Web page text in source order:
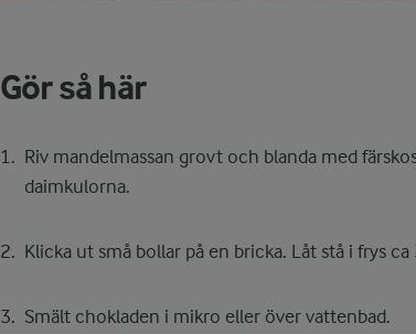
Gör så här
Riv mandelmassan grovt och blanda med
daimkulorna.
Klicka ut små bollar på en bricka. Låt stå i frys
Smält chokladen i mikro eller över vattenbad.